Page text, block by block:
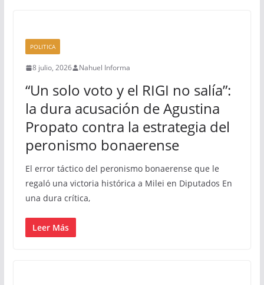
POLITICA
8 julio, 2026 Nahuel Informa
“Un solo voto y el RIGI no salía”:
la dura acusación de Agustina
Propato contra la estrategia del
peronismo bonaerense
El error táctico del peronismo bonaerense que le
regaló una victoria histórica a Milei en Diputados En
una dura crítica,
Leer Más